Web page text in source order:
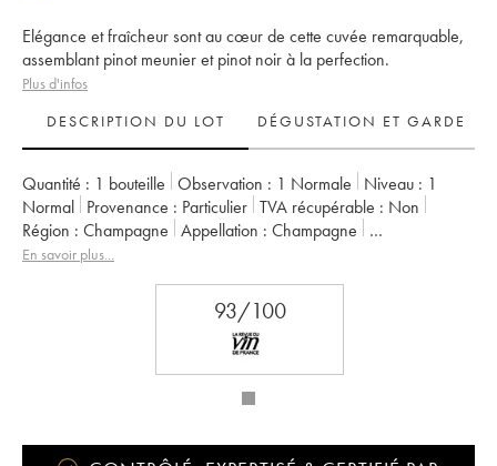
Elégance et fraîcheur sont au cœur de cette cuvée remarquable,
assemblant pinot meunier et pinot noir à la perfection.
Plus d'infos
DESCRIPTION DU LOT
DÉGUSTATION ET GARDE
Quantité : 1 bouteille Observation : 1 Normale Niveau : 1
Normal
Provenance : particulier TVA récupérable :
non
Région :
Champagne Appellation :
Champagne
Classement :
En savoir plus...
93/100